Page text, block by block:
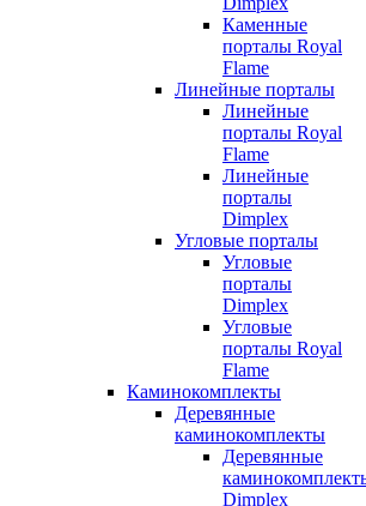
Каменные
порталы Royal
Flame
Линейные порталы
Линейные
порталы Royal
Flame
Линейные
порталы
Dimplex
Угловые порталы
Угловые
порталы
Dimplex
Угловые
порталы Royal
Flame
Каминокомплекты
Деревянные
каминокомплекты
Деревянные
Dimplex